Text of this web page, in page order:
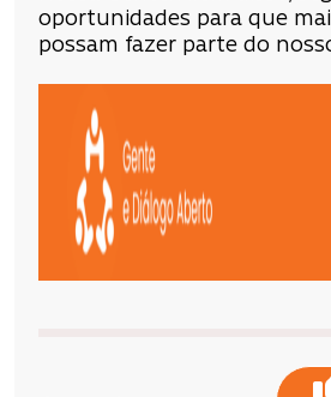
oportunidades para que
possam fazer parte do